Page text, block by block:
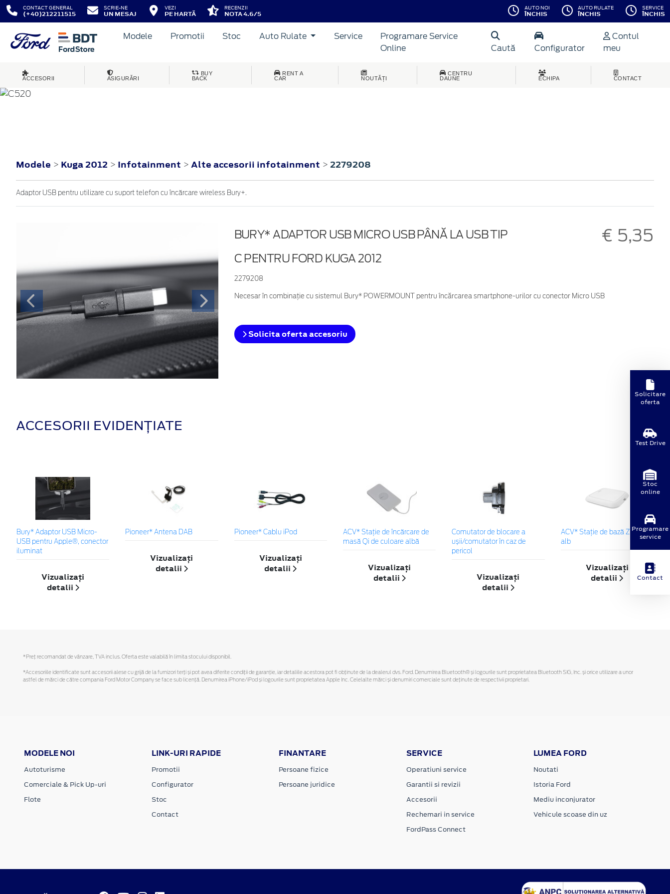
CONTACT GENERAL
(+40)212211515
SCRIE-NE
UN MESAJ
VEZI
PE HARTĂ
RECENZII
NOTA 4.6/5
AUTO NOI
ÎNCHIS
AUTO RULATE
ÎNCHIS
SERVICE
ÎNCHIS
Modele Promotii Stoc Auto Rulate Service
Programare Service
Online
Caută Configurator
Contul
meu
ACCESORII ASIGURĂRI
BUY
BACK
RENT A
CAR
NOUTĂȚI
CENTRU
DAUNE
ECHIPA CONTACT
Modele > Kuga 2012 > Infotainment > Alte accesorii infotainment > 2279208
Adaptor USB pentru utilizare cu suport telefon cu încărcare wireless Bury+.
BURY* ADAPTOR USB MICRO USB PÂNĂ LA USB TIP
C PENTRU FORD KUGA 2012
2279208
€ 5,35
Necesar în combinație cu sistemul Bury* POWERMOUNT pentru încărcarea smartphone-urilor cu conector Micro USB
Solicita oferta accesoriu
ACCESORII EVIDENȚIATE
Bury* Adaptor USB Micro-
USB pentru Apple®, conector
iluminat
Vizualizați
detalii
Pioneer* Antena DAB
Vizualizați
detalii
Pioneer* Cablu iPod
Vizualizați
detalii
ACV* Stație de încărcare de
masă Qi de culoare albă
Vizualizați
detalii
Comutator de blocare a
ușii/comutator în caz de
pericol
Vizualizați
detalii
ACV* Stație de bază Zens Qi
alb
Vizualizați
detalii
*Preţ recomandat de vânzare, TVA inclus. Oferta este valabilă în limita stocului disponibil.
*Accesoriile identificate sunt accesorii alese cu grijă de la furnizori terți și pot avea diferite condiții de garanție, iar detaliile acestora pot fi obținute de la dealerul dvs. Ford. Denumirea Bluetooth® și logourile sunt proprietatea Bluetooth SIG, Inc. și orice utilizare a unor
astfel de mărci de către compania Ford Motor Company se face sub licență. Denumirea iPhone/iPod și logourile sunt proprietatea Apple Inc. Celelalte mărci și denumiri comerciale sunt deținute de respectivii proprietari.
MODELE NOI
Autoturisme
Comerciale & Pick Up-uri
Flote
LINK-URI RAPIDE
Promotii
Configurator
Stoc
Contact
FINANTARE
Persoane fizice
Persoane juridice
SERVICE
Operatiuni service
Garantii si revizii
Accesorii
Rechemari in service
FordPass Connect
LUMEA FORD
Noutati
Istoria Ford
Mediu inconjurator
Vehicule scoase din uz
Solicitare
oferta
Test Drive
Stoc
online
Programare
service
Contact